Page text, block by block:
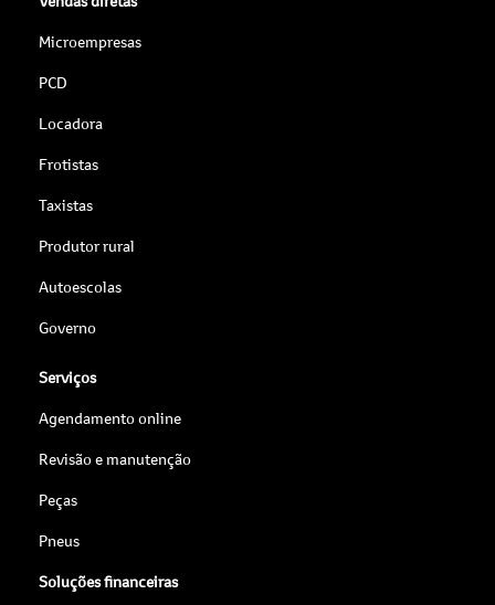
Microempresas
PCD
Locadora
Frotistas
Taxistas
Produtor rural
Autoescolas
Governo
Serviços
Agendamento online
Revisão e manutenção
Peças
Pneus
Soluções financeiras